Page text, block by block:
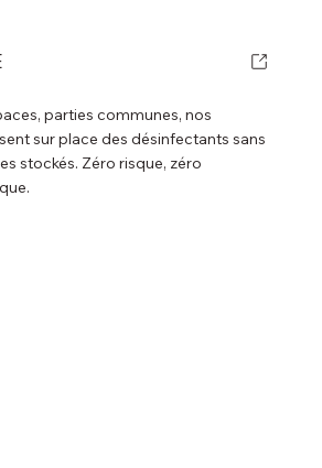
parties communes, nos
sur place des désinfectants sans
stockés. Zéro risque, zéro